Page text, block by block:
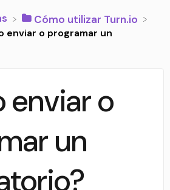
​Cómo utilizar Turn.io
enviar o programar un
enviar o
un